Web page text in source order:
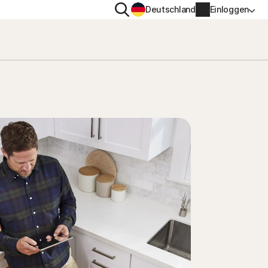
SuchenDeutschland Einloggen
Kontoinformationen
Rechnungsinformationen
Verlängern
Auftragsverlauf
Produktschlüssel eingeben